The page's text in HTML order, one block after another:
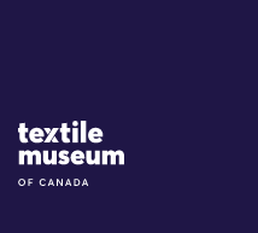
Site Logo